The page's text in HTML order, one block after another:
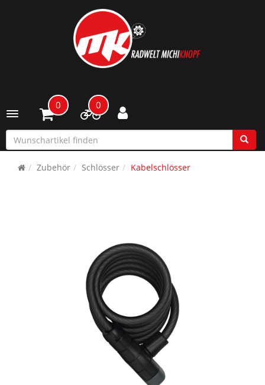
Toggle navigation
0 0
Zubehör Schlösser Kabelschlösser